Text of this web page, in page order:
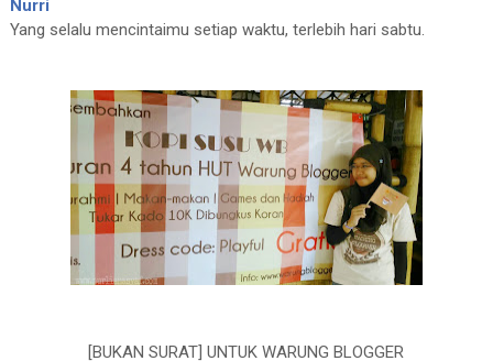
Nurri
Yang selalu mencintaimu setiap waktu, terlebih hari sabtu.
[BUKAN SURAT] UNTUK WARUNG BLOGGER